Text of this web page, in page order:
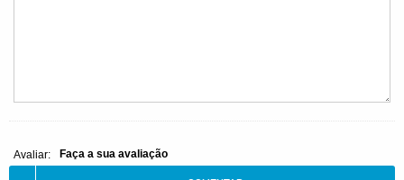
Avaliar: Faça a sua avaliação